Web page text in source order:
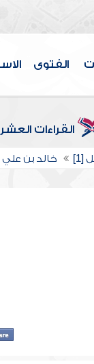
الفتوى
القراءات العشر
خالد بن